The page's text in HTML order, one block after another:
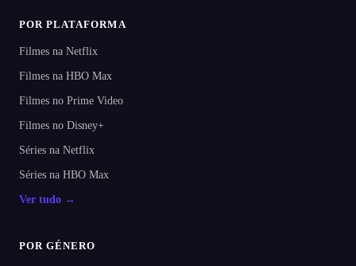
POR PLATAFORMA
Filmes na Netflix
Filmes na HBO Max
Filmes no Prime Video
Filmes no Disney+
Séries na Netflix
Séries na HBO Max
Ver tudo →
POR GÉNERO